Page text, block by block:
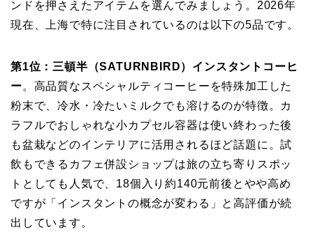
ンドを押さえたアイテムを選んでみましょう。2026年
現在、上海で特に注目されているのは以下の5品です。
第1位：三頓半（SATURNBIRD）インスタントコーヒ
ー。高品質なスペシャルティコーヒーを特殊加工した
粉末で、冷水・冷たいミルクでも溶けるのが特徴。カ
ラフルでおしゃれな小カプセル容器は使い終わった後
も盆栽などのインテリアに活用されるほど話題に。試
飲もできるカフェ併設ショップは旅の立ち寄りスポッ
トとしても人気で、18個入り約140元前後とやや高め
ですが「インスタントの概念が変わる」と高評価が続
出しています。